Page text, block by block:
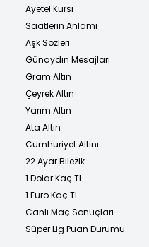
Ayetel Kürsi
Saatlerin Anlamı
Aşk Sözleri
Günaydın Mesajları
Gram Altın
Çeyrek Altın
Yarım Altın
Ata Altın
Cumhuriyet Altını
22 Ayar Bilezik
1 Dolar Kaç TL
1 Euro Kaç TL
Canlı Maç Sonuçları
Süper Lig Puan Durumu